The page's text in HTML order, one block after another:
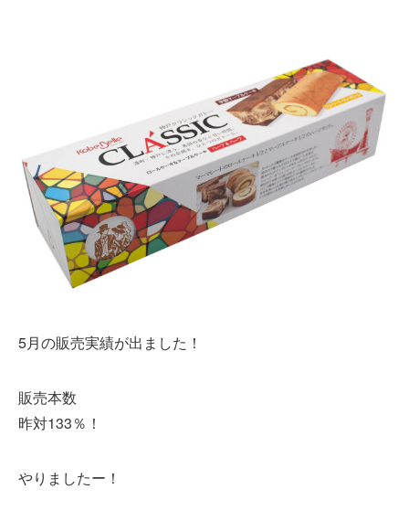
5月の販売実績が出ました！
販売本数
昨対133％！
やりましたー！